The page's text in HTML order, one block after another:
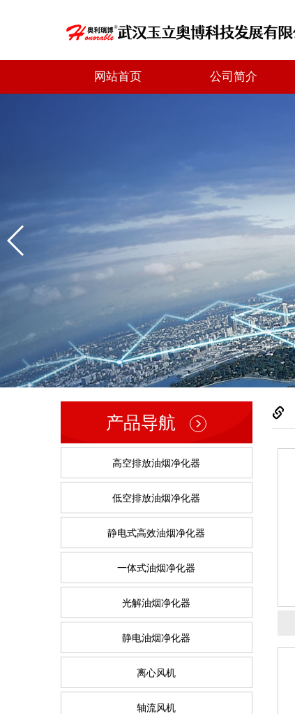
网站首页 公司简介
产品导航
高空排放油烟净化器
低空排放油烟净化器
静电式高效油烟净化器
一体式油烟净化器
光解油烟净化器
静电油烟净化器
离心风机
轴流风机